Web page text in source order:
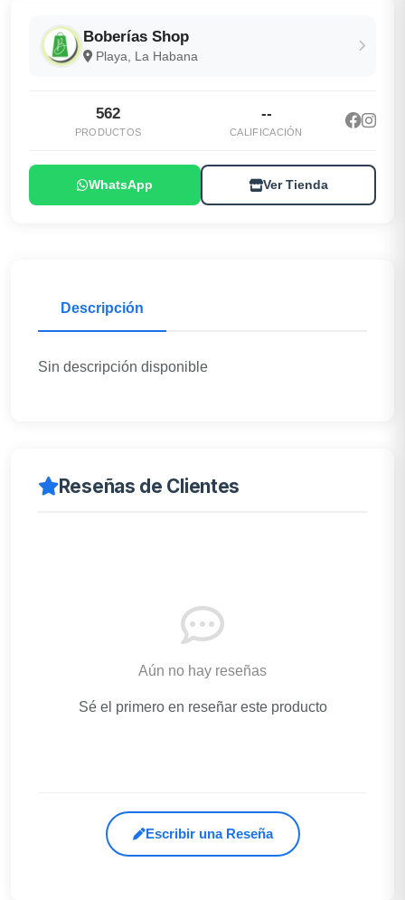
Boberías Shop
Playa, La Habana
562
PRODUCTOS
--
CALIFICACIÓN
WhatsApp Ver Tienda
Descripción
Sin descripción disponible
Reseñas de Clientes
Aún no hay reseñas
Sé el primero en reseñar este producto
Escribir una Reseña